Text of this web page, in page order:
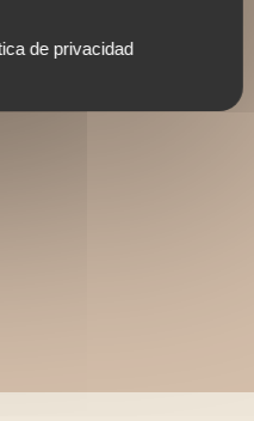
de privacidad